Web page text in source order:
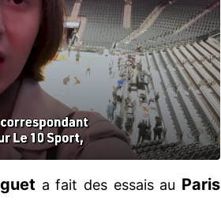
a fait des essais au Paris